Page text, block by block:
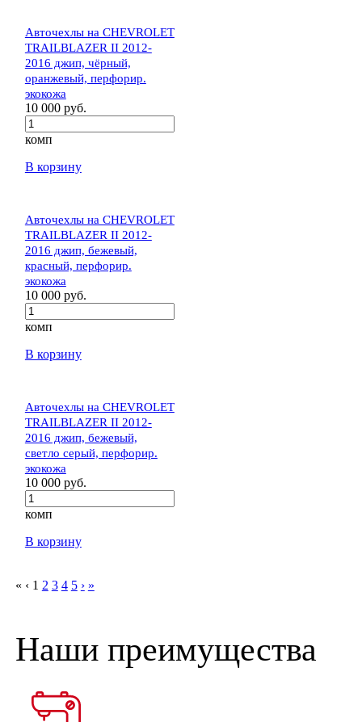
Авточехлы на CHEVROLET
TRAILBLAZER II 2012-
2016 джип, чёрный,
оранжевый, перфорир.
экокожа
10 000 руб.
комп
В корзину
Авточехлы на CHEVROLET
TRAILBLAZER II 2012-
2016 джип, бежевый,
красный, перфорир.
экокожа
10 000 руб.
комп
В корзину
Авточехлы на CHEVROLET
TRAILBLAZER II 2012-
2016 джип, бежевый,
светло серый, перфорир.
экокожа
10 000 руб.
комп
В корзину
« ‹ 1 2 3 4 5 › »
Наши преимущества